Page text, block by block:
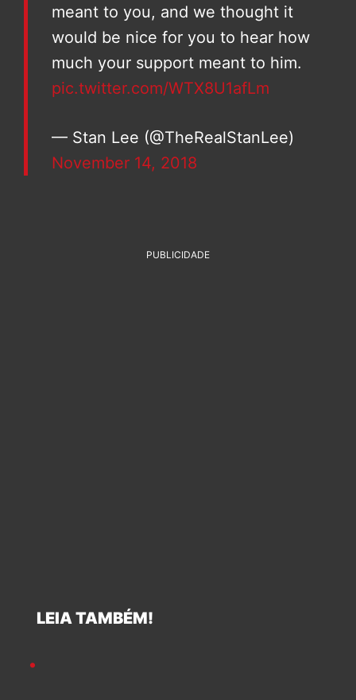
meant to you, and we thought it
would be nice for you to hear how
much your support meant to him.
pic.twitter.com/WTX8U1afLm
— Stan Lee (@TheRealStanLee)
November 14, 2018
PUBLICIDADE
LEIA TAMBÉM!